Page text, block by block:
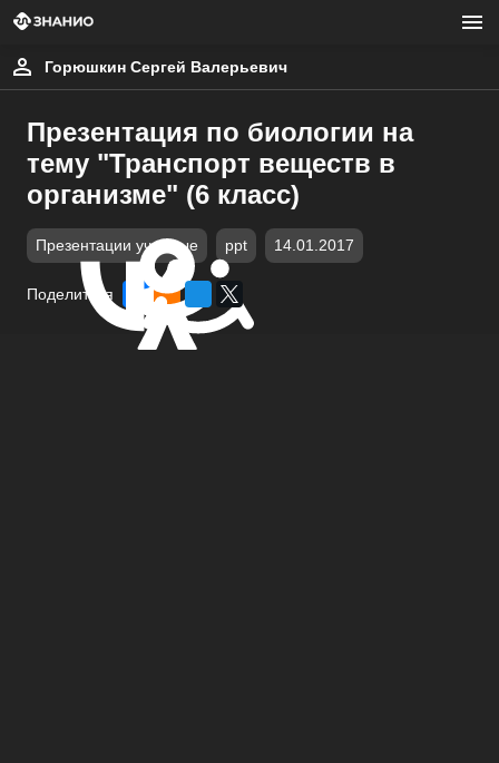
Горюшкин Сергей Валерьевич
Презентация по биологии на
тему "Транспорт веществ в
организме" (6 класс)
Презентации учебные ppt 14.01.2017
Поделиться